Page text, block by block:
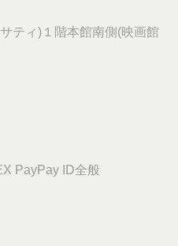
ティ)１階本館南側(映画館
PayPay ID全般